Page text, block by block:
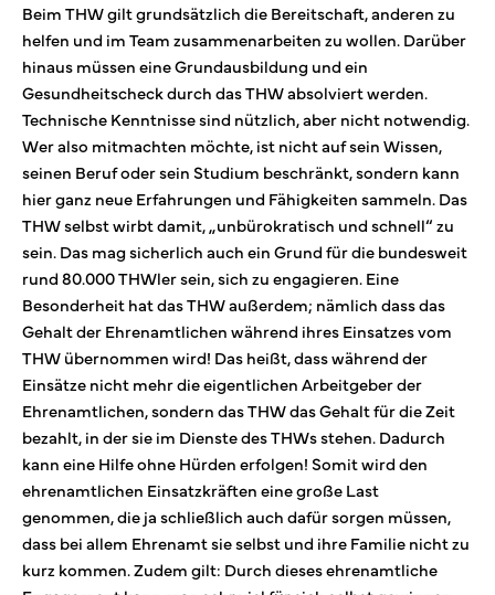
Beim THW gilt grundsätzlich die Bereitschaft, anderen zu
helfen und im Team zusammenarbeiten zu wollen. Darüber
hinaus müssen eine Grundausbildung und ein
Gesundheitscheck durch das THW absolviert werden.
Technische Kenntnisse sind nützlich, aber nicht notwendig.
Wer also mitmachten möchte, ist nicht auf sein Wissen,
seinen Beruf oder sein Studium beschränkt, sondern kann
hier ganz neue Erfahrungen und Fähigkeiten sammeln. Das
THW selbst wirbt damit, „unbürokratisch und schnell“ zu
sein. Das mag sicherlich auch ein Grund für die bundesweit
rund 80.000 THWler sein, sich zu engagieren. Eine
Besonderheit hat das THW außerdem; nämlich dass das
Gehalt der Ehrenamtlichen während ihres Einsatzes vom
THW übernommen wird! Das heißt, dass während der
Einsätze nicht mehr die eigentlichen Arbeitgeber der
Ehrenamtlichen, sondern das THW das Gehalt für die Zeit
bezahlt, in der sie im Dienste des THWs stehen. Dadurch
kann eine Hilfe ohne Hürden erfolgen! Somit wird den
ehrenamtlichen Einsatzkräften eine große Last
genommen, die ja schließlich auch dafür sorgen müssen,
dass bei allem Ehrenamt sie selbst und ihre Familie nicht zu
kurz kommen. Zudem gilt: Durch dieses ehrenamtliche